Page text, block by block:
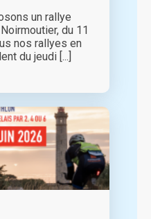
un rallye
du 11
nos rallyes en
du jeudi [...]